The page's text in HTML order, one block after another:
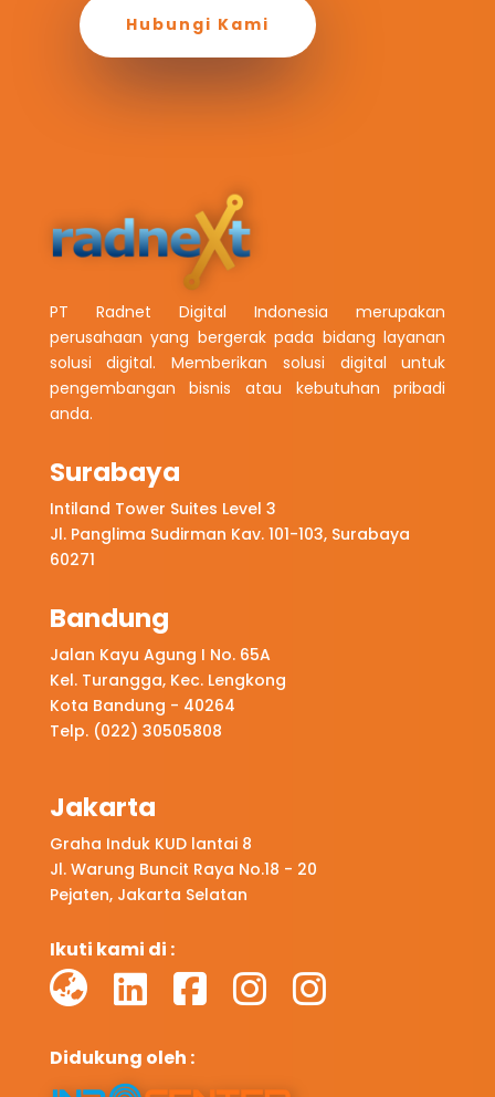
Hubungi Kami
PT Radnet Digital Indonesia merupakan
perusahaan yang bergerak pada bidang layanan
solusi digital. Memberikan solusi digital untuk
pengembangan bisnis atau kebutuhan pribadi
anda.
Surabaya
Intiland Tower Suites Level 3
Jl. Panglima Sudirman Kav. 101-103, Surabaya
60271
Bandung
Jalan Kayu Agung I No. 65A
Kel. Turangga, Kec. Lengkong
Kota Bandung - 40264
Telp. (022) 30505808
Jakarta
Graha Induk KUD lantai 8
Jl. Warung Buncit Raya No.18 - 20
Pejaten, Jakarta Selatan
Ikuti kami di :
Didukung oleh :